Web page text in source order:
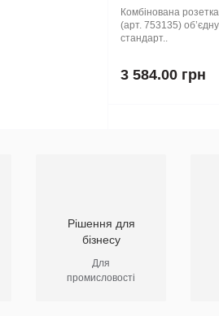
Комбінована
(арт. 753135)
стандарт..
3 584.00 грн
Рішення для
бізнесу
Для
промисловості